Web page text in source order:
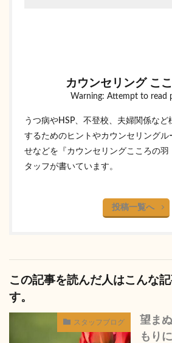
カウンセリング こ
Warning: Attempt to read
うつ病やHSP、不登校、夫婦関係な
するためのヒントやカウンセリングル
せなどを『カウンセリングこころの羽
タッフが書いています。
投稿一覧へ
この記事を読んだ人はこんな
す。
スタッフブログ
望ま
もり